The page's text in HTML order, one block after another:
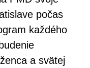
počas
každého
a svätej